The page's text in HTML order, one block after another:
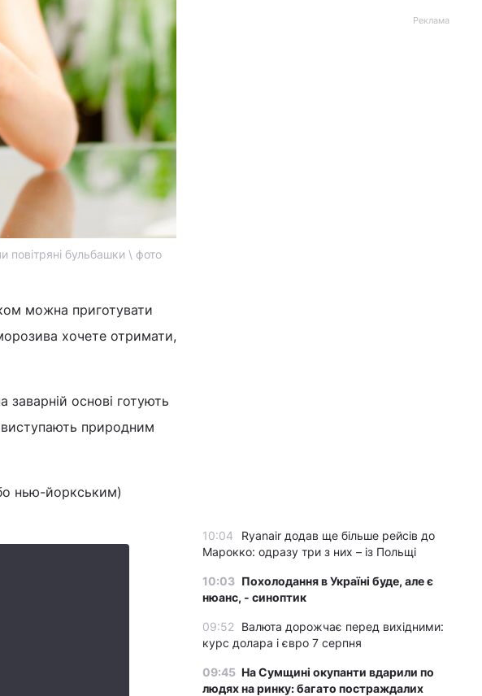
повітряні бульбашки \ фото
можна приготувати
хочете отримати,
основі готують
природним
нью-йоркським)
Реклама
10:04
Ryanair додав ще більше рейсів до
Марокко: одразу три з них – із Польщі
10:03 Похолодання в Україні буде, але є
нюанс, - синоптик
09:52
Валюта дорожчає перед вихідними:
курс долара і євро 7 серпня
09:45 На Сумщині окупанти вдарили по
людях на ринку: багато постраждалих